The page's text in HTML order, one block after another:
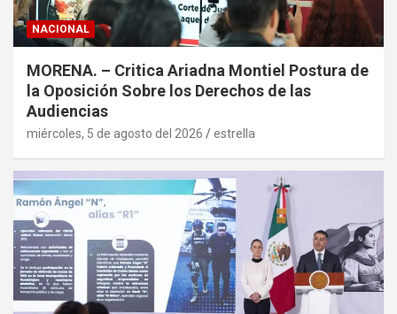
NACIONAL
MORENA. – Critica Ariadna Montiel Postura de
la Oposición Sobre los Derechos de las
Audiencias
miércoles, 5 de agosto del 2026 estrella